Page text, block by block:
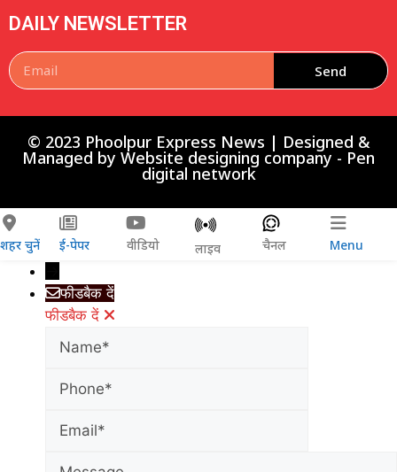
DAILY NEWSLETTER
Send
© 2023 Phoolpur Express News | Designed &
Managed by Website designing company - Pen
digital network
शहर चुनें ई-पेपर वीडियो लाइव चैनल Menu
फीडबैक दें
फीडबैक दें
Name